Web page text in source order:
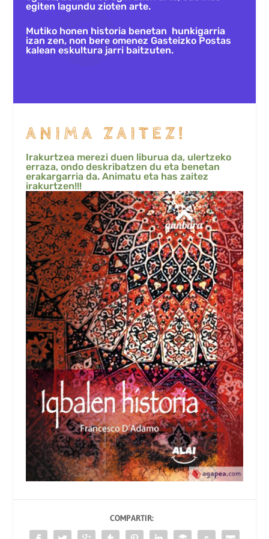
egiten lagundu zioten arte.
Mutiko honen historia benetan hunkigarria
izan zen, non bere omenez Gasteizko Postas
kalean eskultura jarri baitzuten.
ANIMA ZAITEZ!
Irakurtzea merezi duen liburua da, ulertzeko
erraza, ondo deskribatzen du eta benetan
erakargarria da. Animatu eta has zaitez
irakurtzen!!!
COMPARTIR: